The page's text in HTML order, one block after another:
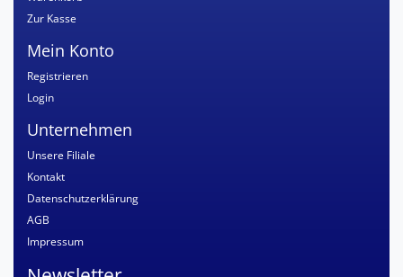
Zur Kasse
Mein Konto
Registrieren
Login
Unternehmen
Unsere Filiale
Kontakt
Datenschutzerklärung
AGB
Impressum